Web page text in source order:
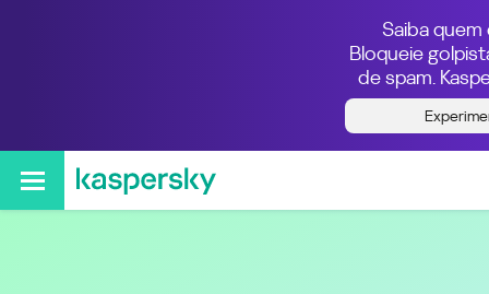
Saiba quem
Bloqueie
de spam.
Quem ligou do número
551120252845